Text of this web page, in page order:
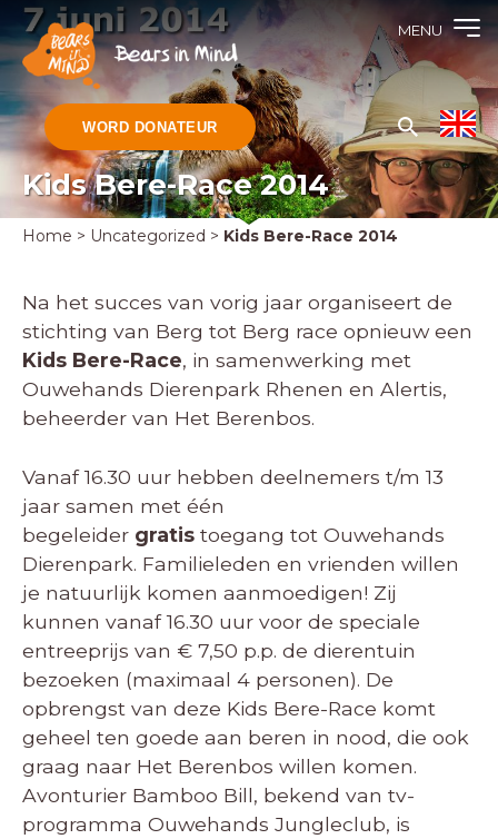
MENU
WORD DONATEUR
Kids Bere-Race 2014
Home > Uncategorized > Kids Bere-Race 2014
Na het succes van vorig jaar organiseert de
stichting van Berg tot Berg race opnieuw een
Kids Bere-Race, in samenwerking met
Ouwehands Dierenpark Rhenen en Alertis,
beheerder van Het Berenbos.
Vanaf 16.30 uur hebben deelnemers t/m 13
jaar samen met één
begeleider gratis toegang tot Ouwehands
Dierenpark. Familieleden en vrienden willen
je natuurlijk komen aanmoedigen! Zij
kunnen vanaf 16.30 uur voor de speciale
entreeprijs van € 7,50 p.p. de dierentuin
bezoeken (maximaal 4 personen). De
opbrengst van deze Kids Bere-Race komt
geheel ten goede aan beren in nood, die ook
graag naar Het Berenbos willen komen.
Avonturier Bamboo Bill, bekend van tv-
programma Ouwehands Jungleclub, is